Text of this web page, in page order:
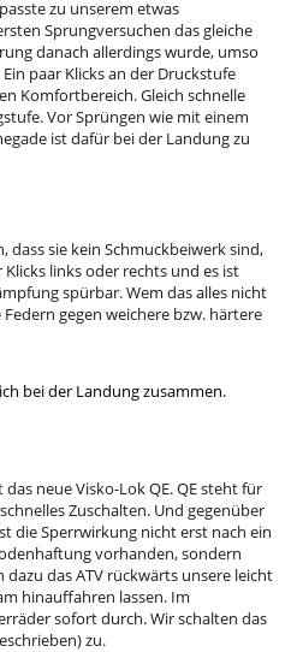
zu unserem etwas
Sprungversuchen das gleiche
danach allerdings wurde, umso
paar Klicks an der Druckstufe
Komfortbereich. Gleich schnelle
Vor Sprüngen wie mit einem
ist dafür bei der Landung zu
dass sie kein Schmuckbeiwerk sind,
links oder rechts und es ist
spürbar. Wem das alles nicht
gegen weichere bzw. härtere
bei der Landung zusammen.
neue Visko-Lok QE. QE steht für
Zuschalten. Und gegenüber
die Sperrwirkung nicht erst nach ein
vorhanden, sondern
das ATV rückwärts unsere leicht
hinauffahren lassen. Im
sofort durch. Wir schalten das
zu.